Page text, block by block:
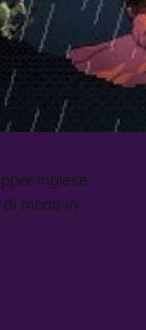
inglese
moda in